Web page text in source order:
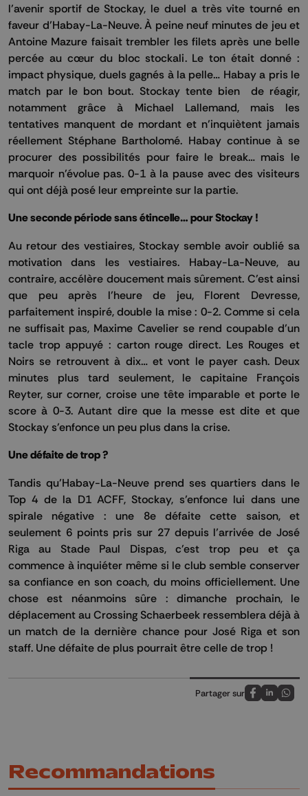
l’avenir sportif de Stockay, le duel a très vite tourné en
faveur d’Habay-La-Neuve. À peine neuf minutes de jeu et
Antoine Mazure faisait trembler les filets après une belle
percée au cœur du bloc stockali. Le ton était donné :
impact physique, duels gagnés à la pelle… Habay a pris le
match par le bon bout. Stockay tente bien de réagir,
notamment grâce à Michael Lallemand, mais les
tentatives manquent de mordant et n’inquiètent jamais
réellement Stéphane Bartholomé. Habay continue à se
procurer des possibilités pour faire le break… mais le
marquoir n'évolue pas. 0-1 à la pause avec des visiteurs
qui ont déjà posé leur empreinte sur la partie.
Une seconde période sans étincelle… pour Stockay !
Au retour des vestiaires, Stockay semble avoir oublié sa
motivation dans les vestiaires. Habay-La-Neuve, au
contraire, accélère doucement mais sûrement. C'est ainsi
que peu après l’heure de jeu, Florent Devresse,
parfaitement inspiré, double la mise : 0-2. Comme si cela
ne suffisait pas, Maxime Cavelier se rend coupable d’un
tacle trop appuyé : carton rouge direct. Les Rouges et
Noirs se retrouvent à dix… et vont le payer cash. Deux
minutes plus tard seulement, le capitaine François
Reyter, sur corner, croise une tête imparable et porte le
score à 0-3. Autant dire que la messe est dite et que
Stockay s'enfonce un peu plus dans la crise.
Une défaite de trop ?
Tandis qu’Habay-La-Neuve prend ses quartiers dans le
Top 4 de la D1 ACFF, Stockay, s’enfonce lui dans une
spirale négative : une 8e défaite cette saison, et
seulement 6 points pris sur 27 depuis l’arrivée de José
Riga au Stade Paul Dispas, c'est trop peu et ça
commence à inquiéter même si le club semble conserver
sa confiance en son coach, du moins officiellement. Une
chose est néanmoins sûre : dimanche prochain, le
déplacement au Crossing Schaerbeek ressemblera déjà à
un match de la dernière chance pour José Riga et son
staff. Une défaite de plus pourrait être celle de trop !
Partager sur
Partagez sur
Partagez
Recommandations